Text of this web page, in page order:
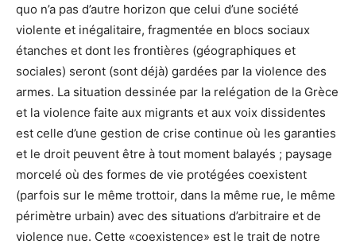
quo n’a pas d’autre horizon que celui d’une société
violente et inégalitaire, fragmentée en blocs sociaux
étanches et dont les frontières (géographiques et
sociales) seront (sont déjà) gardées par la violence des
armes. La situation dessinée par la relégation de la Grèce
et la violence faite aux migrants et aux voix dissidentes
est celle d’une gestion de crise continue où les garanties
et le droit peuvent être à tout moment balayés ; paysage
morcelé où des formes de vie protégées coexistent
(parfois sur le même trottoir, dans la même rue, le même
périmètre urbain) avec des situations d’arbitraire et de
violence nue. Cette «coexistence» est le trait de notre